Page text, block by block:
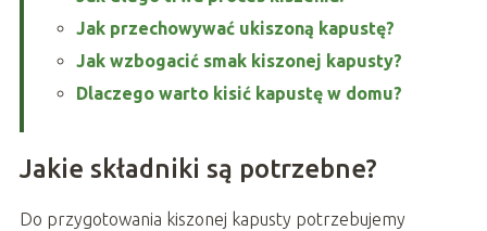
Jak przechowywać ukiszoną kapustę?
Jak wzbogacić smak kiszonej kapusty?
Dlaczego warto kisić kapustę w domu?
Jakie składniki są potrzebne?
Do przygotowania kiszonej kapusty potrzebujemy